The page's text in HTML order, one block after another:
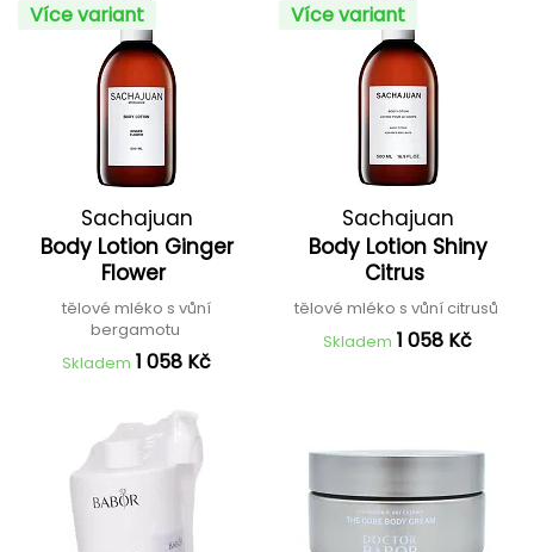
Více variant
Sachajuan
Body Lotion Ginger
Flower
tělové mléko s vůní
bergamotu
Skladem 1 058 Kč
Více variant
Sachajuan
Body Lotion Shiny
Citrus
tělové mléko s vůní citrusů
Skladem 1 058 Kč